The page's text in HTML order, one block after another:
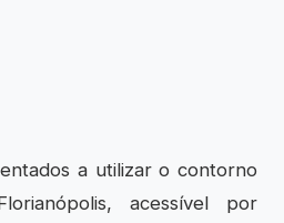
a utilizar o contorno
acessível por